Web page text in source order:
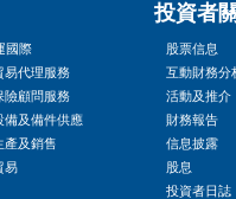
國際
易代理服務
險顧問服務
備及備件供應
產及銷售
易
投資者
股票信息
互動財務分
活動及推介
財務報告
信息披露
股息
投資者日誌